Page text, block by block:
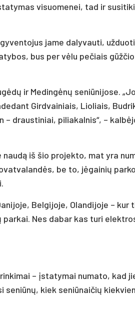
visuomenei, tad ir
jame dalyvauti, užduoti
bus per vėlu pečiais
ir Medingėnų seniūnijose.
Girdvainiais, Lioliais,
– draustiniai, piliakalnis“, –
iš šio projekto, mat yra
be to, jėgainių
Belgijoje, Olandijoje – kur
Nes dabar kas turi
– įstatymai numato, kad
kiek seniūnaičių